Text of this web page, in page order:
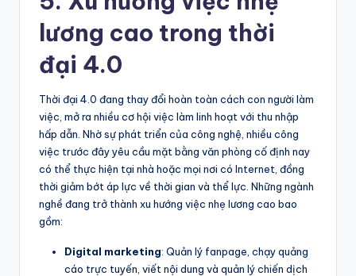
lương cao trong thời
đại 4.0
Thời đại 4.0 đang thay đổi hoàn toàn cách con người làm
việc, mở ra nhiều cơ hội việc làm linh hoạt với thu nhập
hấp dẫn. Nhờ sự phát triển của công nghệ, nhiều công
việc trước đây yêu cầu mặt bằng văn phòng cố định nay
có thể thực hiện tại nhà hoặc mọi nơi có Internet, đồng
thời giảm bớt áp lực về thời gian và thể lực. Những ngành
nghề đang trở thành xu hướng việc nhẹ lương cao bao
gồm:
Digital marketing: Quản lý fanpage, chạy quảng
cáo trực tuyến, viết nội dung và quản lý chiến dịch